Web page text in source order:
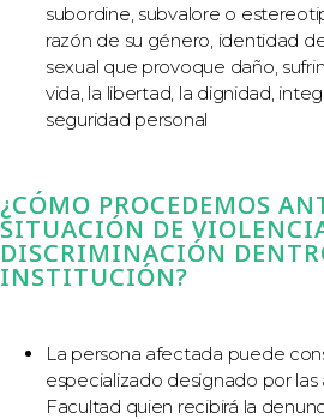
subordine, subvalore o
razón de su género, identidad
sexual que provoque daño,
vida, la libertad, la dignidad,
seguridad personal
¿CÓMO PROCEDEMOS
SITUACIÓN DE
DISCRIMINACIÓN
INSTITUCIÓN?
La persona afectada puede
especializado designado por
Facultad quien recibirá la